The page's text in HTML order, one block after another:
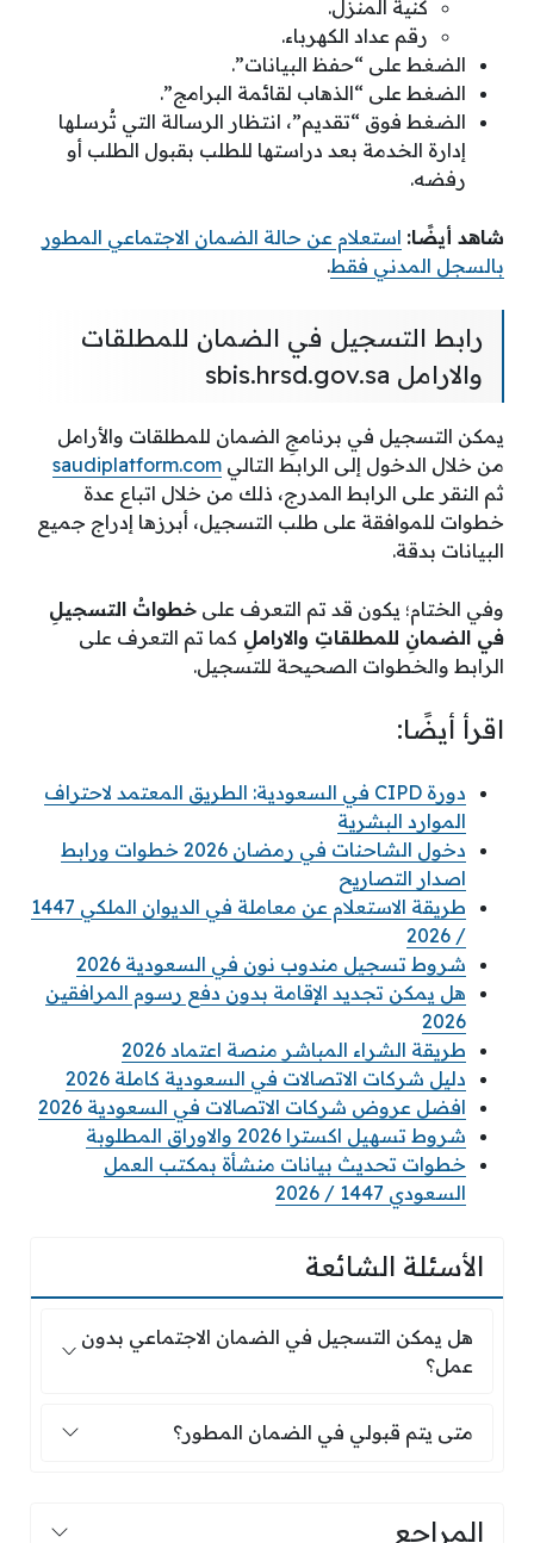
كنية المنزل.
رقم عداد الكهرباء.
الضغط على “حفظ البيانات”.
الضغط على “الذهاب لقائمة البرامج”.
الضغط فوق “تقديم”، انتظار الرسالة التي تُرسلها
إدارة الخدمة بعد دراستها للطلب بقبول الطلب أو
رفضه.
شاهد أيضًا: استعلام عن حالة الضمان الاجتماعي المطور
بالسجل المدني فقط.
رابط التسجيل في الضمان للمطلقات
والارامل sbis.hrsd.gov.sa
يمكن التسجيل في برنامجِ الضمان للمطلقات والأرامل
من خلال الدخول إلى الرابط التالي saudiplatform.com
ثم النقر على الرابط المدرج، ذلك من خلال اتباع عدة
خطوات للموافقة على طلب التسجيل، أبرزها إدراج جميع
البيانات بدقة.
وفي الختام؛ يكون قد تم التعرف على خطواتُ التسجيلِ
في الضمانِ للمطلقاتِ والاراملِ كما تم التعرف على
الرابط والخطوات الصحيحة للتسجيل.
اقرأ أيضًا:
دورة CIPD في السعودية: الطريق المعتمد لاحتراف
الموارد البشرية
دخول الشاحنات في رمضان 2026 خطوات ورابط
اصدار التصاريح
طريقة الاستعلام عن معاملة في الديوان الملكي 1447
/ 2026
شروط تسجيل مندوب نون في السعودية 2026
هل يمكن تجديد الإقامة بدون دفع رسوم المرافقين
2026
طريقة الشراء المباشر منصة اعتماد 2026
دليل شركات الاتصالات في السعودية كاملة 2026
افضل عروض شركات الاتصالات في السعودية 2026
شروط تسهيل اكسترا 2026 والاوراق المطلوبة
خطوات تحديث بيانات منشأة بمكتب العمل
السعودي 1447 / 2026
الأسئلة الشائعة
هل يمكن التسجيل في الضمان الاجتماعي بدون
هل يمكن التسجيل في الضمان الاجتماعي بدون
عمل؟
متى يتم قبولي في الضمان المطور؟
متى يتم قبولي في الضمان المطور؟
المراجع